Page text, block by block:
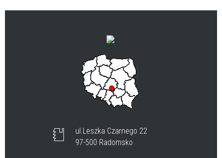
ul.Leszka Czarnego 22
97-500 Radomsko